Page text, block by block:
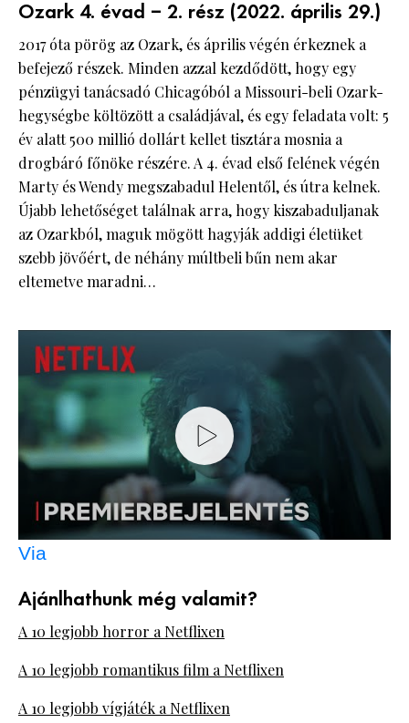
Ozark 4. évad – 2. rész (2022. április 29.)
2017 óta pörög az Ozark, és április végén érkeznek a
befejező részek. Minden azzal kezdődött, hogy egy
pénzügyi tanácsadó Chicagóból a Missouri-beli Ozark-
hegységbe költözött a családjával, és egy feladata volt: 5
év alatt 500 millió dollárt kellet tisztára mosnia a
drogbáró főnöke részére. A 4. évad első felének végén
Marty és Wendy megszabadul Helentől, és útra kelnek.
Újabb lehetőséget találnak arra, hogy kiszabaduljanak
az Ozarkból, maguk mögött hagyják addigi életüket
szebb jövőért, de néhány múltbeli bűn nem akar
eltemetve maradni…
Via
Ajánlhathunk még valamit?
A 10 legjobb horror a Netflixen
A 10 legjobb romantikus film a Netflixen
A 10 legjobb vígjáték a Netflixen